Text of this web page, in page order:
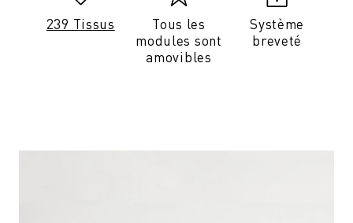
239 Tissus
Tous les
modules sont
amovibles
Système
breveté